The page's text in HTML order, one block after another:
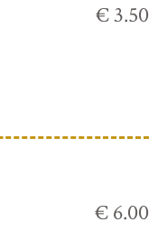
€ 3.50
€ 6.00